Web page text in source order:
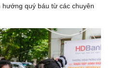
quý báu từ các chuyên